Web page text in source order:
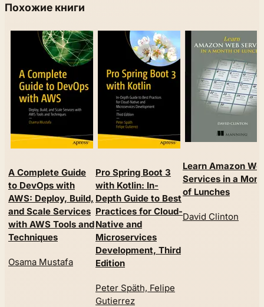
Похожие книги
A Complete Guide
to DevOps with
AWS: Deploy, Build,
and Scale Services
with AWS Tools and
Techniques
Osama Mustafa
Pro Spring Boot 3
with Kotlin: In-
Depth Guide to Best
Practices for Cloud-
Native and
Microservices
Development, Third
Edition
Peter Späth, Felipe
Gutierrez
Learn Amazon
Services in a
of Lunches
David Clinton